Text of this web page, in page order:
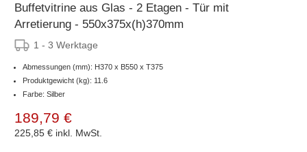
Buffetvitrine aus Glas - 2 Etagen - Tür mit
Arretierung - 550x375x(h)370mm
1 - 3 Werktage
Abmessungen (mm): H370 x B550 x T375
Produktgewicht (kg): 11.6
Farbe: Silber
189,79 €
225,85 € inkl. MwSt.